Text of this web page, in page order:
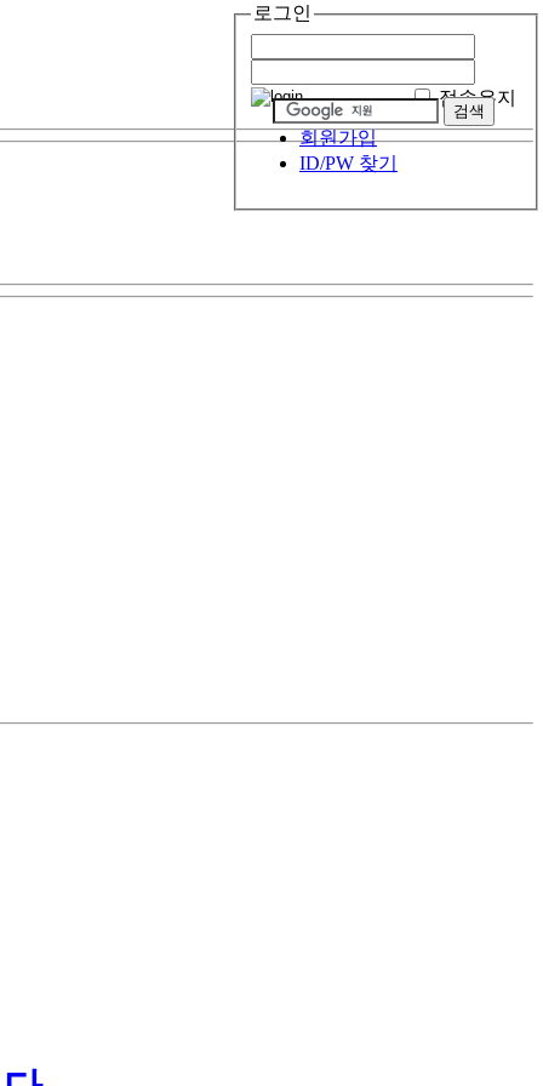
로그인
접속유지
회원가입
ID/PW 찾기